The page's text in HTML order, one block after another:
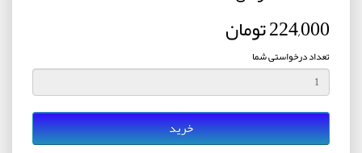
224,000 تومان
تعداد درخواستی شما
خرید